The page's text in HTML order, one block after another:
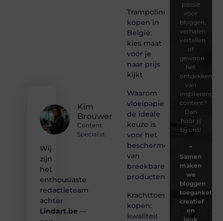
Kim
Brouwer
Content
Specialist
Wij
zijn
het
enthousiaste
redactieteam
achter
Lindart.be —
Trampoline
kopen in
België:
kies maat
vóór je
naar prijs
kijkt
Waarom
vloeipapier
de ideale
keuze is
voor het
beschermen
van
breekbare
producten
Krachttoestel
kopen:
kwaliteit
passie
voor
bloggen,
verhalen
vertellen
of
gewoon
het
ontdekken
van
inspirerende
content?
Dan
hoor jij
bij ons!
❝
Samen
maken
we
bloggen
toegankelijk,
creatief
en
leuk